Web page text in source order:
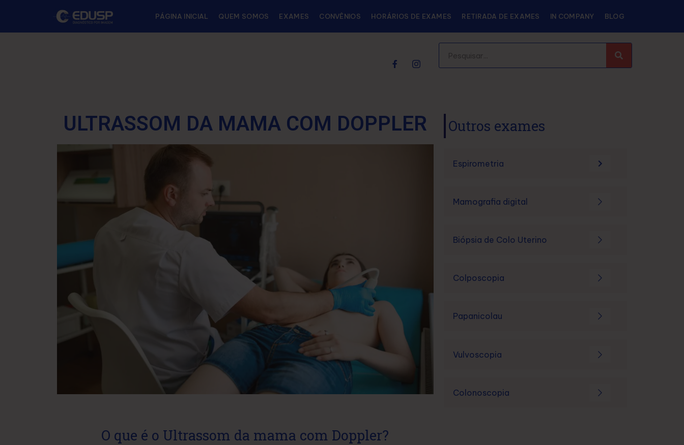
PÁGINA INICIAL QUEM SOMOS EXAMES CONVÊNIOS HORÁRIOS DE EXAMES RETIRADA DE EXAMES IN COMPANY BLOG
ULTRASSOM DA MAMA COM DOPPLER Outros exames
Espirometria
Mamografia digital
Biópsia de Colo Uterino
Colposcopia
Papanicolau
Vulvoscopia
Colonoscopia
O que é o Ultrassom da mama com Doppler?